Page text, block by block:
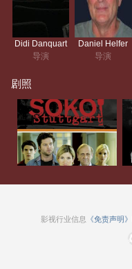
Didi Danquart
导演
Daniel Helfer
导演
剧照
影视行业信息 《免责声明》